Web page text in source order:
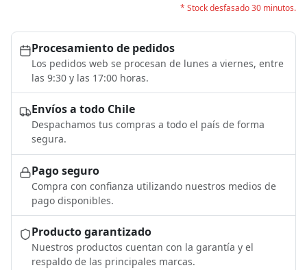
* Stock desfasado 30 minutos.
Procesamiento de pedidos
Los pedidos web se procesan de lunes a viernes, entre
las 9:30 y las 17:00 horas.
Envíos a todo Chile
Despachamos tus compras a todo el país de forma
segura.
Pago seguro
Compra con confianza utilizando nuestros medios de
pago disponibles.
Producto garantizado
Nuestros productos cuentan con la garantía y el
respaldo de las principales marcas.